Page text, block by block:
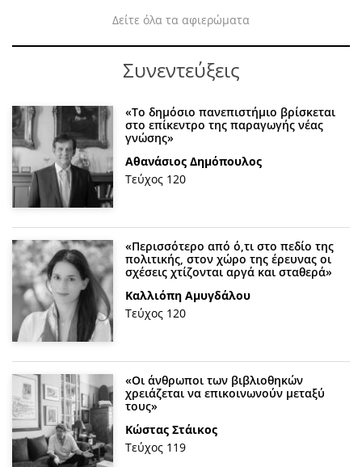
Δείτε όλα τα αφιερώματα
Συνεντεύξεις
«Το δημόσιο πανεπιστήμιο βρίσκεται
στο επίκεντρο της παραγωγής νέας
γνώσης»
Αθανάσιος Δημόπουλος
Τεύχος 120
«Περισσότερο από ό,τι στο πεδίο της
πολιτικής, στον χώρο της έρευνας οι
σχέσεις χτίζονται αργά και σταθερά»
Καλλιόπη Αμυγδάλου
Τεύχος 120
«Οι άνθρωποι των βιβλιοθηκών
χρειάζεται να επικοινωνούν μεταξύ
τους»
Κώστας Στάικος
Τεύχος 119